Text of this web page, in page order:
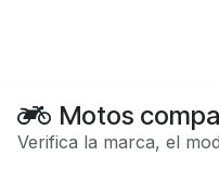
Motos
Verifica la marca, el